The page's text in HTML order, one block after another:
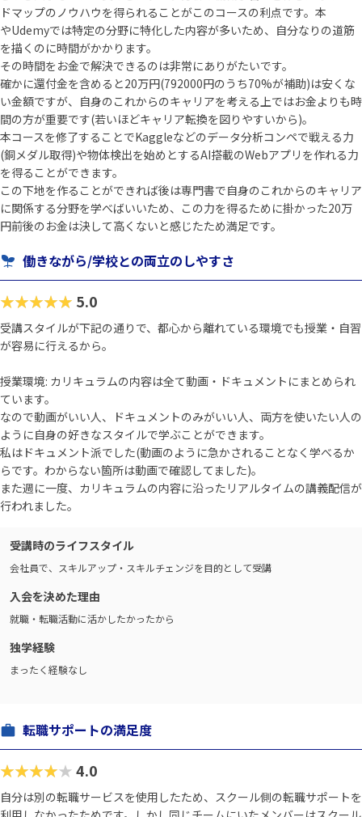
ドマップのノウハウを得られることがこのコースの利点です。本
やUdemyでは特定の分野に特化した内容が多いため、自分なりの道筋
を描くのに時間がかかります。
その時間をお金で解決できるのは非常にありがたいです。
確かに還付金を含めると20万円(792000円のうち70%が補助)は安くな
い金額ですが、自身のこれからのキャリアを考える上ではお金よりも時
間の方が重要です(若いほどキャリア転換を図りやすいから)。
本コースを修了することでKaggleなどのデータ分析コンペで戦える力
(銅メダル取得)や物体検出を始めとするAI搭載のWebアプリを作れる力
を得ることができます。
この下地を作ることができれば後は専門書で自身のこれからのキャリア
に関係する分野を学べばいいため、この力を得るために掛かった20万
円前後のお金は決して高くないと感じたため満足です。
働きながら/学校との両立のしやすさ
★★★★★ 5.0
受講スタイルが下記の通りで、都心から離れている環境でも授業・自習
が容易に行えるから。
授業環境: カリキュラムの内容は全て動画・ドキュメントにまとめられ
ています。
なので動画がいい人、ドキュメントのみがいい人、両方を使いたい人の
ように自身の好きなスタイルで学ぶことができます。
私はドキュメント派でした(動画のように急かされることなく学べるか
らです。わからない箇所は動画で確認してました)。
また週に一度、カリキュラムの内容に沿ったリアルタイムの講義配信が
行われました。
受講時のライフスタイル
会社員で、スキルアップ・スキルチェンジを目的として受講
入会を決めた理由
就職・転職活動に活かしたかったから
独学経験
まったく経験なし
転職サポートの満足度
★★★★★4.0
自分は別の転職サービスを使用したため、スクール側の転職サポートを